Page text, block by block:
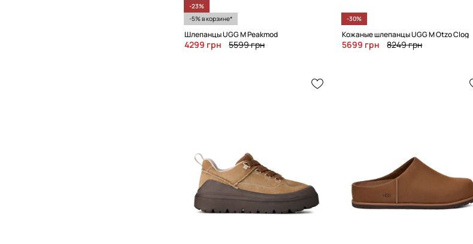
-23%
-5% в корзине*
Шлепанцы UGG M Peakmod
4299 грн 5599 грн
-30%
Кожаные шлепанцы UGG M Otzo Clog
5699 грн 8249 грн